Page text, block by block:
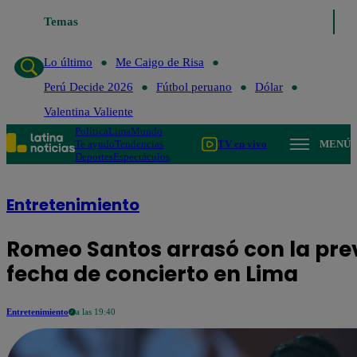
Temas
Lo último
Me Caigo de Risa
Perú Decide 2026
Fútbol peruano
Dólar
Valentina Valiente
PolíticaLimaMundo
Te ayudoTendencias
DeportesEspectáculos
TV en vivo MENÚ
Entretenimiento
Romeo Santos arrasó con la
fecha de concierto en Lima
Entretenimiento a las 19:40